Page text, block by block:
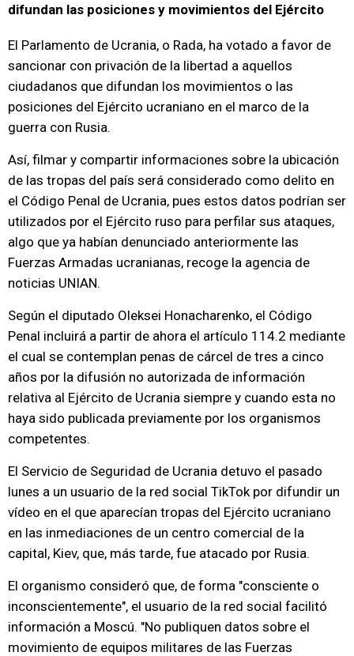
difundan las posiciones y movimientos del Ejército
El Parlamento de Ucrania, o Rada, ha votado a favor de
sancionar con privación de la libertad a aquellos
ciudadanos que difundan los movimientos o las
posiciones del Ejército ucraniano en el marco de la
guerra con Rusia.
Así, filmar y compartir informaciones sobre la ubicación
de las tropas del país será considerado como delito en
el Código Penal de Ucrania, pues estos datos podrían ser
utilizados por el Ejército ruso para perfilar sus ataques,
algo que ya habían denunciado anteriormente las
Fuerzas Armadas ucranianas, recoge la agencia de
noticias UNIAN.
Según el diputado Oleksei Honacharenko, el Código
Penal incluirá a partir de ahora el artículo 114.2 mediante
el cual se contemplan penas de cárcel de tres a cinco
años por la difusión no autorizada de información
relativa al Ejército de Ucrania siempre y cuando esta no
haya sido publicada previamente por los organismos
competentes.
El Servicio de Seguridad de Ucrania detuvo el pasado
lunes a un usuario de la red social TikTok por difundir un
vídeo en el que aparecían tropas del Ejército ucraniano
en las inmediaciones de un centro comercial de la
capital, Kiev, que, más tarde, fue atacado por Rusia.
El organismo consideró que, de forma "consciente o
inconscientemente", el usuario de la red social facilitó
información a Moscú. "No publiquen datos sobre el
movimiento de equipos militares de las Fuerzas